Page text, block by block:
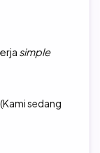
simple
(Kami sedang